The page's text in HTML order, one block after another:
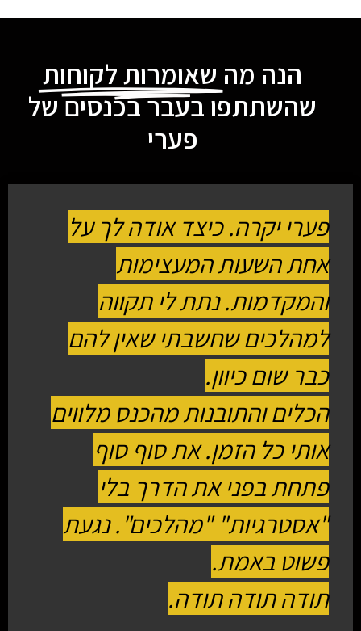
הנה מה שאומרות לקוחות
שהשתתפו בעבר בכנסים של
פערי
פערי יקרה. כיצד אודה לך על
אחת השעות המעצימות
והמקדמות. נתת לי תקווה
למהלכים שחשבתי שאין להם
כבר שום כיוון.
הכלים והתובנות מהכנס מלווים
אותי כל הזמן. את סוף סוף
פתחת בפני את הדרך בלי
"אסטרגיות" "מהלכים". נגעת
פשוט באמת.
תודה תודה תודה.